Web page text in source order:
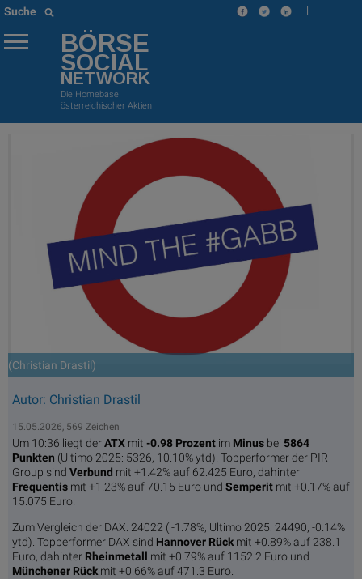
Suche |
BÖRSE
SOCIAL
NETWORK
Die Homebase
österreichischer Aktien
(Christian Drastil)
Autor: Christian Drastil
15.05.2026, 569 Zeichen
Um 10:36 liegt derATX mit -0.98 Prozent im Minus bei 5864
Punkten (Ultimo 2025: 5326, 10.10% ytd). Topperformer der PIR-
Group sind Verbund mit +1.42% auf 62.425 Euro, dahinter
Frequentis mit +1.23% auf 70.15 Euro und Semperit mit +0.17% auf
15.075 Euro.
Zum Vergleich der DAX: 24022 ( -1.78%, Ultimo 2025: 24490, -0.14%
ytd). Topperformer DAX sind Hannover Rück mit +0.89% auf 238.1
Euro, dahinter Rheinmetall mit +0.79% auf 1152.2 Euro und
Münchener Rück mit +0.66% auf 471.3 Euro.